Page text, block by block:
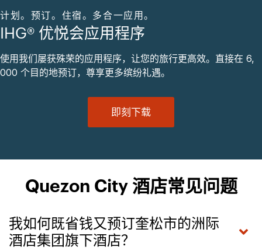
计划。预订。住宿。多合一应用。
IHG® 优悦会应用程序
使用我们屡获殊荣的应用程序，让您的旅行更高效。直接在 6,
000 个目的地预订，尊享更多缤纷礼遇。
即刻下载
Quezon City 酒店常见问题
我如何既省钱又预订奎松市的洲际
酒店集团旗下酒店？